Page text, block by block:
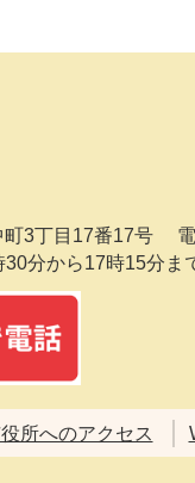
3丁目17番17号
分から17時15分ま
所へのアクセス